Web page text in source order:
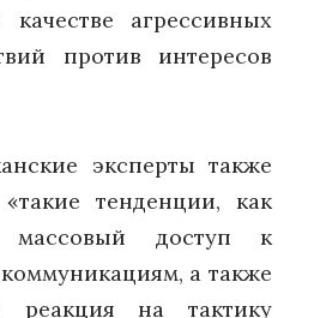
агрессивных
против интересов
эксперты также
тенденции, как
массовый доступ к
а также
реакция на тактику